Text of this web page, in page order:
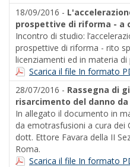
18/09/2016 -
prospettive di riforma - a
Incontro di studio:
prospettive di riforma - rito
licenziamenti ed in materia
Scarica il file In formato
28/07/2016 - Rassegna di
risarcimento del danno
In allegato il documento in
da emotrasfusioni a cura dei
dott. Ettore Favara della II
Roma.
Scarica il file In formato